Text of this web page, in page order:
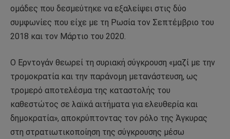
ομάδες που δεσμεύτηκε να εξαλείψει στις δύο
συμφωνίες που είχε με τη Ρωσία τον Σεπτέμβριο του
2018 και τον Μάρτιο του 2020.
Ο Ερντογάν θεωρεί τη συριακή σύγκρουση «μαζί με την
τρομοκρατία και την παράνομη μετανάστευση, ως
τρομερό αποτελέσμα της καταστολής του
καθεστώτος σε λαϊκά αιτήματα για ελευθερία και
δημοκρατία», αποκρύπτοντας τον ρόλο της Άγκυρας
στη στρατιωτικοποίηση της σύγκρουσης μέσω